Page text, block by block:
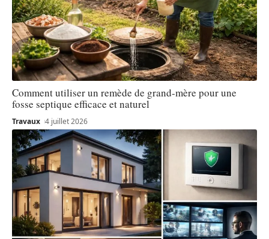
Comment utiliser un remède de grand-mère pour une
fosse septique efficace et naturel
Travaux 4 juillet 2026